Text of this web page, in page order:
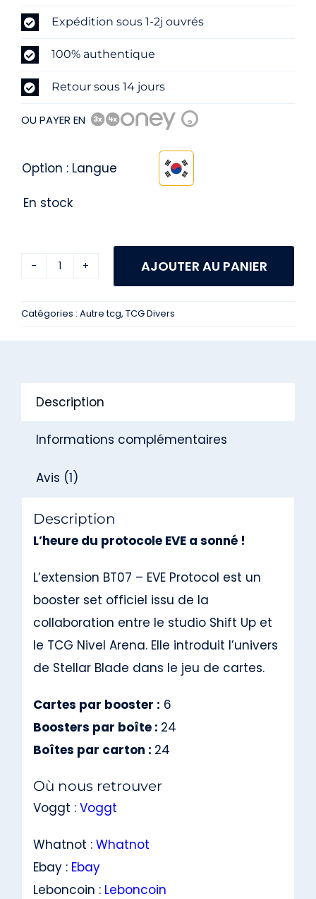
44,90 €.
42,90 €.
Expédition sous 1-2j ouvrés
100% authentique
Retour sous 14 jours
OU PAYER EN ?
Option : Langue
En stock
Display
Stellar
Blade
AJOUTER AU PANIER
Catégories : Autre tcg, TCG Divers
Description
Informations complémentaires
Avis (1)
Description
L’heure du protocole EVE a sonné !
L’extension BT07 – EVE Protocol est un
booster set officiel issu de la
collaboration entre le studio Shift Up et
le TCG Nivel Arena. Elle introduit l’univers
de Stellar Blade dans le jeu de cartes.
Cartes par booster : 6
Boosters par boîte : 24
Boîtes par carton : 24
Où nous retrouver
Voggt : Voggt
Whatnot : Whatnot
Ebay : Ebay
Leboncoin : Leboncoin